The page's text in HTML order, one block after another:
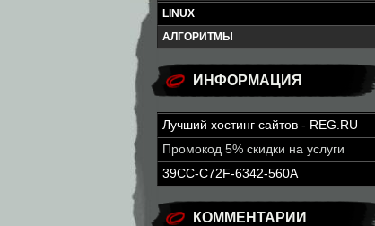
LINUX
АЛГОРИТМЫ
ИНФОРМАЦИЯ
Лучший хостинг сайтов - REG.RU
Промокод 5% скидки на услуги
39CC-C72F-6342-560A
КОММЕНТАРИИ